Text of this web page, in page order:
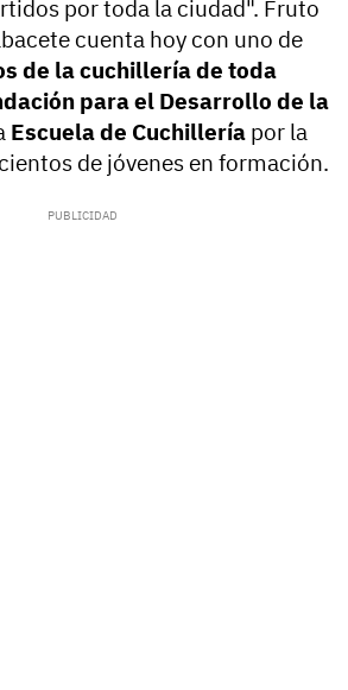
por toda la ciudad". Fruto
cuenta hoy con uno de
de la cuchillería de toda
para el Desarrollo de la
Escuela de Cuchillería por la
de jóvenes en formación.